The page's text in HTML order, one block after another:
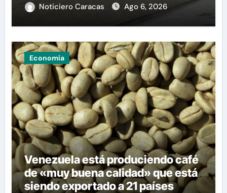
Noticiero Caracas Ago 6, 2026
Economía
Venezuela está produciendo café
de «muy buena calidad» que está
siendo exportado a 21 países